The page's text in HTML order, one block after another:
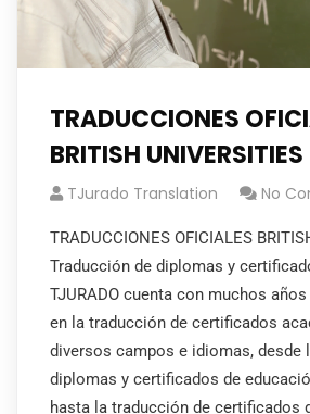
TRADUCCIONES
BRITISH UNIVERSITIES
TJurado Translation No
TRADUCCIONES OFICIALES
Traducción de diplomas y
TJURADO cuenta con muchos
en la traducción de certificados
diversos campos e idiomas, desde
diplomas y certificados de
hasta la traducción de certificados